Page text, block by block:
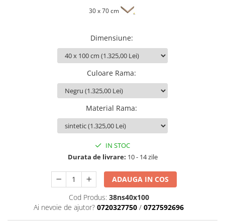
30 x 70 cm
Dimensiune:
Culoare Rama:
Material Rama:
IN STOC
Durata de livrare: 10 - 14 zile
ADAUGA IN COS
Cod Produs: 38ns40x100
Ai nevoie de ajutor? 0720327750 / 0727592696